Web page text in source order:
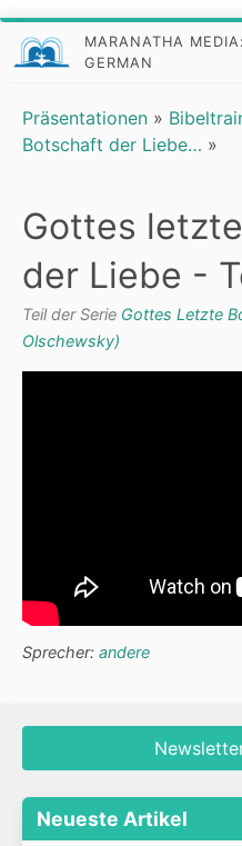
MARANATHA MEDIA:
GERMAN
Präsentationen »
Botschaft der Liebe… »
Gottes
der Liebe -
Teil der Serie Gottes Letzte
Olschewsky)
Sprecher: andere
Neueste Artikel